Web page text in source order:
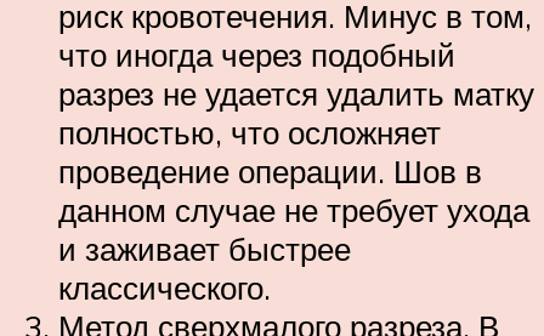
риск кровотечения. Минус в том,
что иногда через подобный
разрез не удается удалить матку
полностью, что осложняет
проведение операции. Шов в
данном случае не требует ухода
и заживает быстрее
классического.
Метод сверхмалого разреза. В